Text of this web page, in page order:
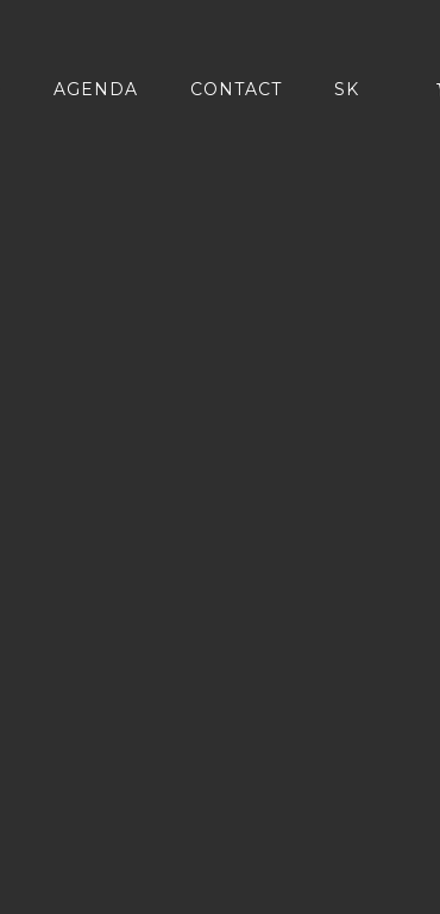
AGENDA CONTACT SK